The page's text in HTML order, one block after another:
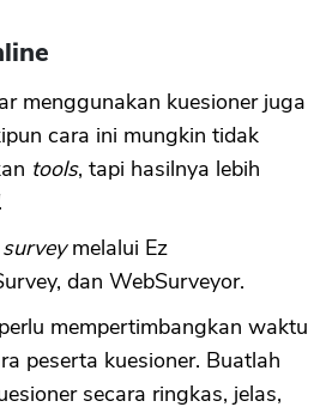
menggunakan kuesioner juga
cara ini mungkin tidak
tools, tapi hasilnya lebih
surveymelalui Ez
dan WebSurveyor.
mempertimbangkan waktu
peserta kuesioner. Buatlah
secara ringkas, jelas,